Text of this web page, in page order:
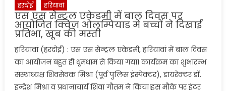
हरदोई हरियावां
एस एस सेन्ट्रल एकेडमी में बाल दिवस पर
आयोजित क्विज़ ओलम्पियाड में बच्चों ने दिखाई
प्रतिभा, खूब की मस्ती
हरियावां (हरदोई) : एस एस सेन्ट्रल एकेडमी, हरियावां में बाल दिवस
का आयोजन बहुत ही धूमधाम से किया गया। कार्यक्रम का शुभारम्भ
संस्थाध्यक्ष शिवसेवक मिश्रा (पूर्व पुलिस इंस्पेक्टर), डायरेक्टर डॉ.
इन्द्रेश मिश्रा व प्रधानाचार्य शिवा गौतम ने किया।इस मौके पर इंटर